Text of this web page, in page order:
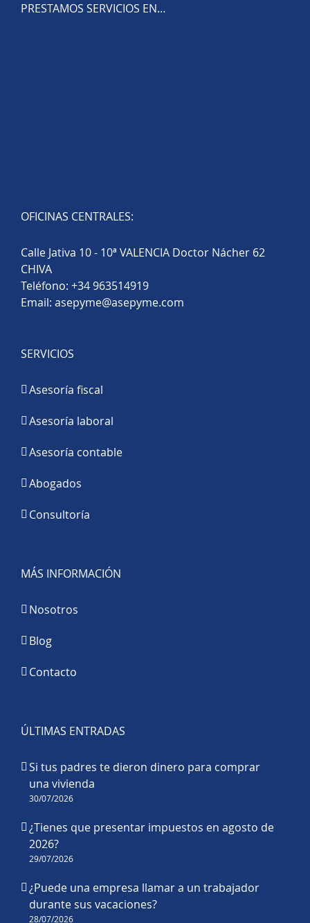
PRESTAMOS SERVICIOS EN…
OFICINAS CENTRALES:
Calle Jativa 10 - 10ª VALENCIA Doctor Nácher 62
CHIVA
Teléfono: +34 963514919
Email: asepyme@asepyme.com
SERVICIOS
Asesoría fiscal
Asesoría laboral
Asesoría contable
Abogados
Consultoría
MÁS INFORMACIÓN
Nosotros
Blog
Contacto
ÚLTIMAS ENTRADAS
Si tus padres te dieron dinero para comprar
una vivienda
30/07/2026
¿Tienes que presentar impuestos en agosto de
2026?
29/07/2026
¿Puede una empresa llamar a un trabajador
durante sus vacaciones?
28/07/2026